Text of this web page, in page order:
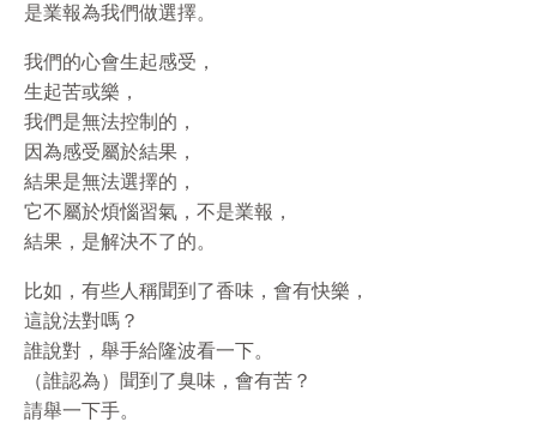
是業報為我們做選擇。
我們的心會生起感受，
生起苦或樂，
我們是無法控制的，
因為感受屬於結果，
結果是無法選擇的，
它不屬於煩惱習氣，不是業報，
結果，是解決不了的。
比如，有些人稱聞到了香味，會有快樂，
這說法對嗎？
誰說對，舉手給隆波看一下。
（誰認為）聞到了臭味，會有苦？
請舉一下手。